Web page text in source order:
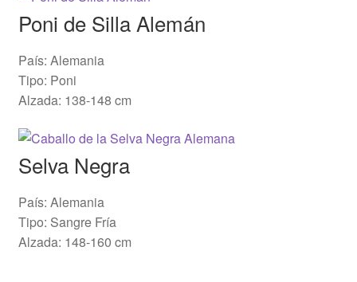
Poni de Silla Alemán
País: Alemania
Tipo: Poni
Alzada: 138-148 cm
Selva Negra
País: Alemania
Tipo: Sangre Fría
Alzada: 148-160 cm